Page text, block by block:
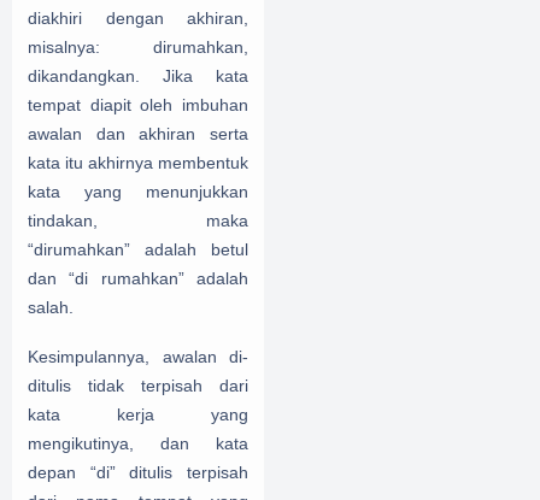
diakhiri dengan akhiran,
misalnya: dirumahkan,
dikandangkan. Jika kata
tempat diapit oleh imbuhan
awalan dan akhiran serta
kata itu akhirnya membentuk
kata yang menunjukkan
tindakan, maka
“dirumahkan” adalah betul
dan “di rumahkan” adalah
salah.
Kesimpulannya, awalan di-
ditulis tidak terpisah dari
kata kerja yang
mengikutinya, dan kata
depan “di” ditulis terpisah